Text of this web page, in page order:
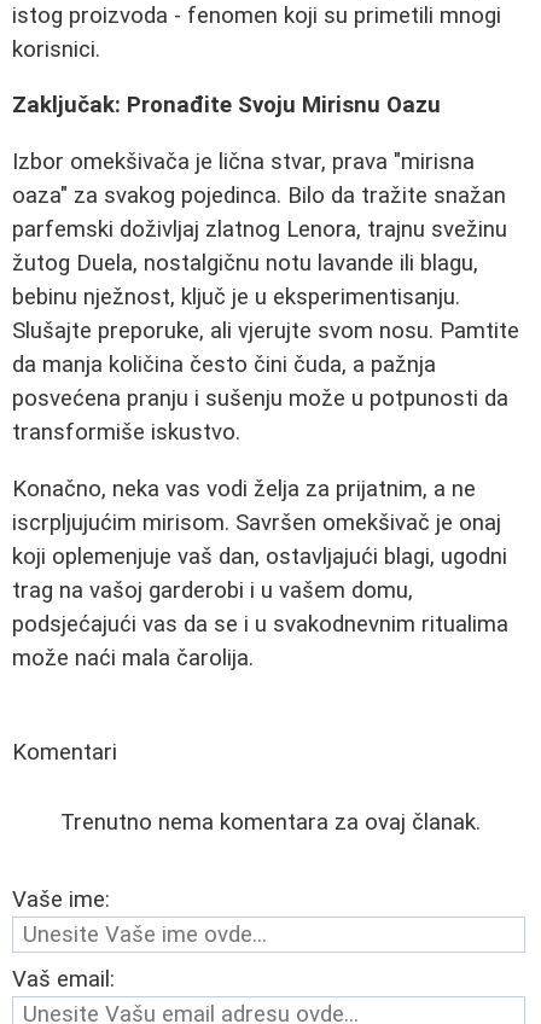
istog proizvoda - fenomen koji su primetili mnogi
korisnici.
Zaključak: Pronađite Svoju Mirisnu Oazu
Izbor omekšivača je lična stvar, prava "mirisna
oaza" za svakog pojedinca. Bilo da tražite snažan
parfemski doživljaj zlatnog Lenora, trajnu svežinu
žutog Duela, nostalgičnu notu lavande ili blagu,
bebinu nježnost, ključ je u eksperimentisanju.
Slušajte preporuke, ali vjerujte svom nosu. Pamtite
da manja količina često čini čuda, a pažnja
posvećena pranju i sušenju može u potpunosti da
transformiše iskustvo.
Konačno, neka vas vodi želja za prijatnim, a ne
iscrpljujućim mirisom. Savršen omekšivač je onaj
koji oplemenjuje vaš dan, ostavljajući blagi, ugodni
trag na vašoj garderobi i u vašem domu,
podsjećajući vas da se i u svakodnevnim ritualima
može naći mala čarolija.
Komentari
Trenutno nema komentara za ovaj članak.
Vaše ime:
Vaš email: